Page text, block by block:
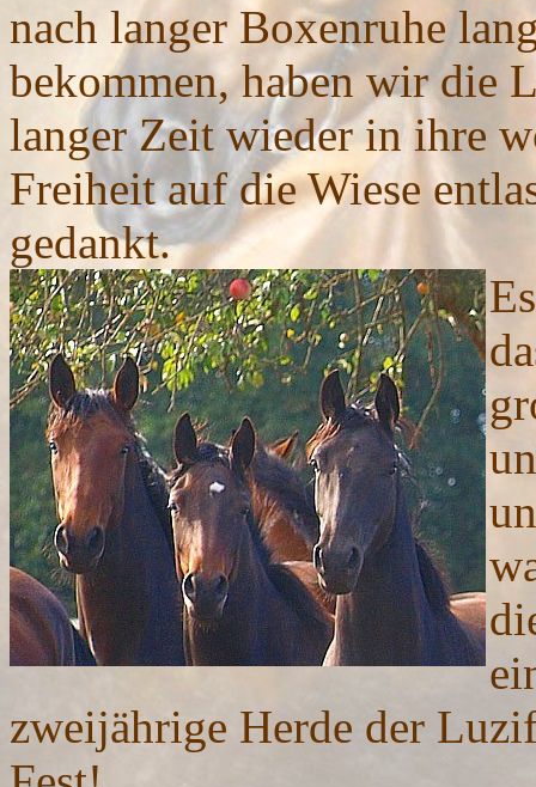
nach langer Boxenruhe
bekommen, haben wir die
langer Zeit wieder in ihre
Freiheit auf die Wiese
gedankt.
zweijährige Herde der